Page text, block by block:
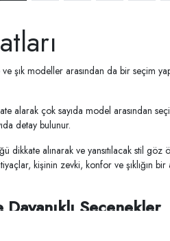
şık modeller arasından da bir seçim
çok sayıda model arasından
detay bulunur.
dikkate alınarak ve yansıtılacak stil
kişinin zevki, konfor ve şıklığın
Seçenekler